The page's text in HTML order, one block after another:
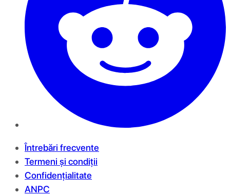
Întrebări frecvente
Termeni și condiții
Confidențialitate
ANPC